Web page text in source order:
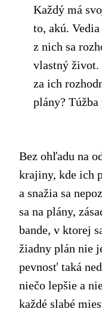
Každý má
to, akú.
z nich sa
vlastný život.
za ich
plány? Túžba
Bez ohľadu na
krajiny, kde ich
a snažia sa
sa na plány,
bande, v ktorej
žiadny plán nie
pevnosť taká
niečo lepšie a
každé slabé